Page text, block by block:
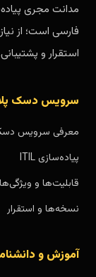
فارسی است؛ از
استقرار و
سرویس دسک
معرفی سرویس
پیاده‌سازی ITIL
قابلیت‌ها و ویژگی‌ها
نسخه‌ها و استقرار
آموزش و